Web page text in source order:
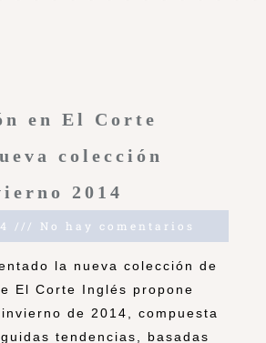
en El Corte
colección
2014
No hay comentarios
la nueva colección de
El Corte Inglés propone
de 2014, compuesta
tendencias, basadas